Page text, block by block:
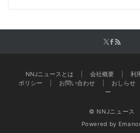
NNJニュースとは 会社概要 利
ポリシー
お問い合わせ おしらせ
ー
© NNJニュース
Powered by